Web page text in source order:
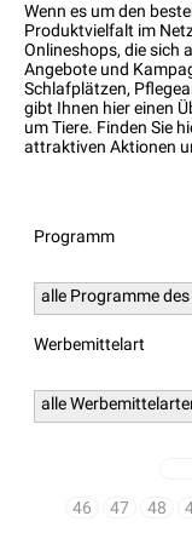
Wenn es um den
Produktvielfalt im
Onlineshops, die sich
Angebote und
Schlafplätzen,
gibt Ihnen hier einen
um Tiere. Finden Sie
attraktiven Aktionen
Programm
alle Programme
Werbemittelart
alle
46
47 48